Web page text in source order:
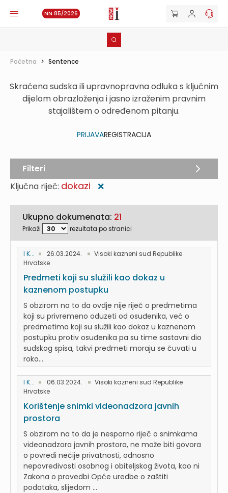
NN 85/2026
Početna > Sentence
Skraćena sudska ili upravnopravna odluka s ključnim
dijelom obrazloženja i jasno izraženim pravnim
stajalištem o određenom pitanju.
PRIJAVAREGISTRACIJA
Ključna riječ: dokazi ❌
Ukupno dokumenata: 21
Prikaži rezultata po stranici
I K... 26.03.2024.
Visoki kazneni sud Republike
Hrvatske
Predmeti koji su služili kao dokaz u
kaznenom postupku
S obzirom na to da ovdje nije riječ o predmetima
koji su privremeno oduzeti od osuđenika, već o
predmetima koji su služili kao dokaz u kaznenom
postupku protiv osuđenika pa su time sastavni dio
sudskog spisa, takvi predmeti moraju se čuvati u
roko...
I K... 06.03.2024.
Visoki kazneni sud Republike
Hrvatske
Korištenje snimki videonadzora javnih
prostora
S obzirom na to da je nesporno riječ o snimkama
videonadzora javnih prostora, ne može biti govora
o povredi nečije privatnosti, odnosno
nepovredivosti osobnog i obiteljskog života, kao ni
Zakona o provedbi Opće uredbe o zaštiti
podataka, slijedom ...
Filteri